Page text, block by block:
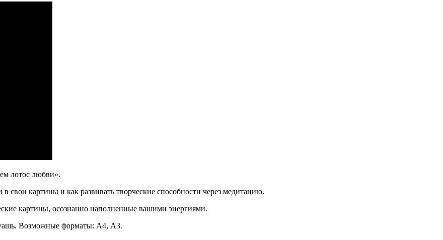
лотос любви».
свои картины и как развивать творческие способности через медитацию.
картины, осознанно наполненные вашими энергиями.
Возможные форматы: А4, А3.